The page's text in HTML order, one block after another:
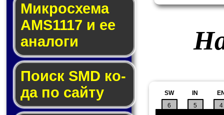
Микросхема
AMS1117 и ее
ана­ло­ги
Поиск SMD ко­
да по сай­ту
4
IN
5
6
SW